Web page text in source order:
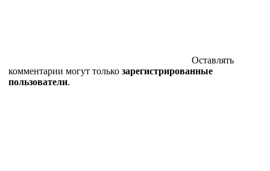
Оставлять
комментарии могут только зарегистрированные
пользователи.